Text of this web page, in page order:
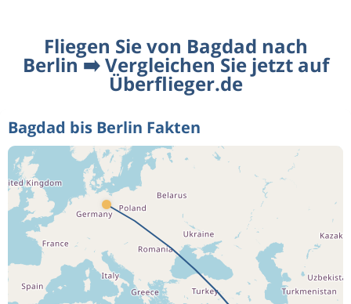
Fliegen Sie von Bagdad nach
Berlin ➡️ Vergleichen Sie jetzt auf
Überflieger.de
Bagdad bis Berlin Fakten